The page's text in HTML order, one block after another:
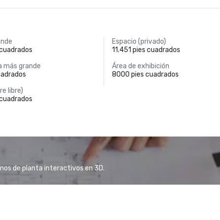
Espacio (privado)
11.451 pies cuadrados
más grande
Área de exhibición
8000 pies cuadrados
libre)
de planta interactivos en 3D.